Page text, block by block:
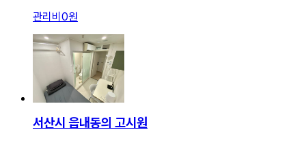
관리비 0원
서산시 읍내동의 고시원